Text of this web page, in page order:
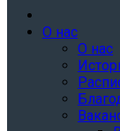
О нас
О нас